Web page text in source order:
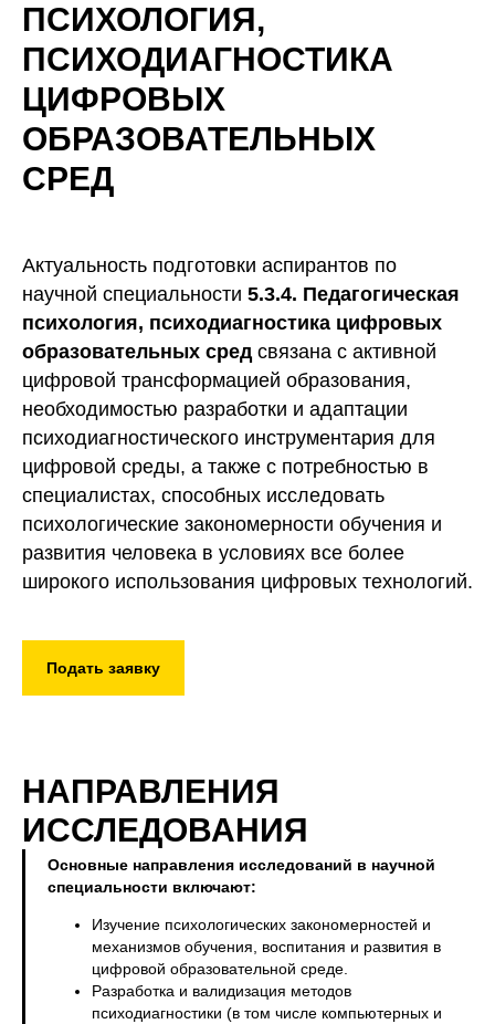
ПСИХОЛОГИЯ,
ПСИХОДИАГНОСТИКА
ЦИФРОВЫХ
ОБРАЗОВАТЕЛЬНЫХ
СРЕД
Актуальность подготовки аспирантов по
научной специальности 5.3.4. Педагогическая
психология, психодиагностика цифровых
образовательных средсвязана с активной
цифровой трансформацией образования,
необходимостью разработки и адаптации
психодиагностического инструментария для
цифровой среды, а также с потребностью в
специалистах, способных исследовать
психологические закономерности обучения и
развития человека в условиях все более
широкого использования цифровых технологий.
Подать заявку
НАПРАВЛЕНИЯ
ИССЛЕДОВАНИЯ
Основные направления исследований в научной
специальности включают:
Изучение психологических закономерностей и
механизмов обучения, воспитания и развития в
цифровой образовательной среде.
Разработка и валидизация методов
психодиагностики (в том числе компьютерных и